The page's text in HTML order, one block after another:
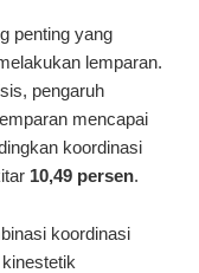
penting yang
lemparan.
pengaruh
mencapai
koordinasi
10,49 persen.
koordinasi